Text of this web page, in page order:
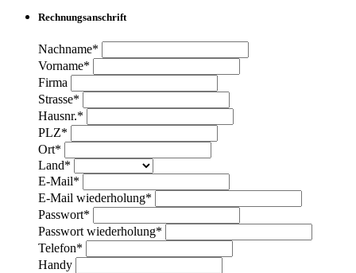
Rechnungsanschrift
Nachname*
Vorname*
Firma
Strasse*
Hausnr.*
PLZ*
Ort*
Land*
E-Mail*
E-Mail wiederholung*
Passwort*
Passwort wiederholung*
Telefon*
Handy